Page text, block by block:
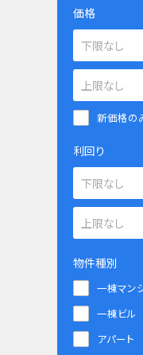
価格
新価格の
利回り
物件種別
一棟マン
一棟ビル
アパート